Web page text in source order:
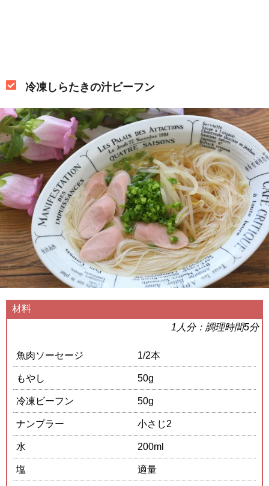
冷凍しらたきの汁ビーフン
材料
1人分：調理時間5分
魚肉ソーセージ 1/2本
もやし 50g
冷凍ビーフン 50g
ナンプラー 小さじ2
水 200ml
塩 適量